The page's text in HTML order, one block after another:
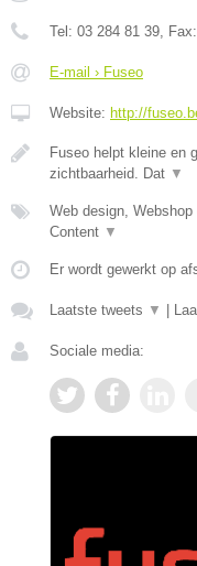
Tel: 03 284 81 39, Fax:
E-mail › Fuseo
Website: http://
Fuseo helpt kleine en
zichtbaarheid. Dat ▼
Web design,
Content ▼
Er wordt gewerkt op
Laatste tweets ▼
Sociale media: